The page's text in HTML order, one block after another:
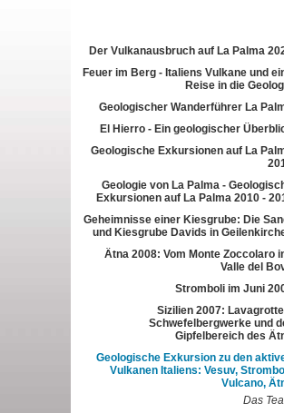
Der Vulkanausbruch auf La Palma
Feuer im Berg - Italiens Vulkane und
Reise in die
Geologischer Wanderführer La
El Hierro - Ein geologischer
Geologische Exkursionen auf La
Geologie von La Palma -
Exkursionen auf La Palma 2010 -
Geheimnisse einer Kiesgrube: Die
und Kiesgrube Davids in
Ätna 2008: Vom Monte Zoccolaro
Valle del
Stromboli im Juni
Sizilien 2007:
Schwefelbergwerke und
Gipfelbereich des
Geologische Exkursion zu den
Vulkanen Italiens: Vesuv,
Vulcano,
Das